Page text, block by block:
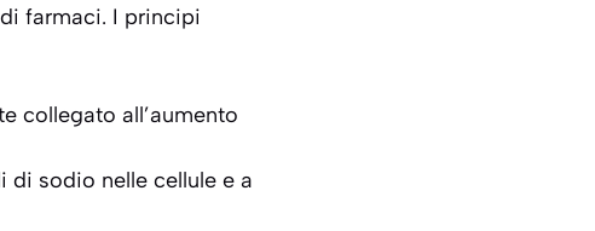
farmaci. I principi
collegato all’aumento
di sodio nelle cellule e a